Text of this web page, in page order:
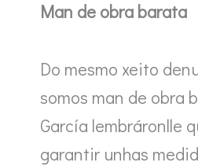
Man de obra barata
Do mesmo xeito
somos man de obra
García lembráronlle
garantir unhas